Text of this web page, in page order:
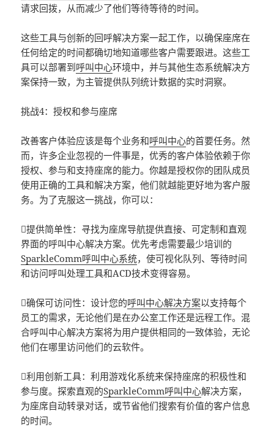
请求回拨，从而减少了他们等待等待的时间。
这些工具与创新的回呼解决方案一起工作，以确保座席在
任何给定的时间都确切地知道哪些客户需要跟进。这些工
具可以部署到呼叫中心环境中，并与其他生态系统解决方
案保持一致，为主管提供队列统计数据的实时洞察。
挑战4：授权和参与座席
改善客户体验应该是每个业务和呼叫中心的首要任务。然
而，许多企业忽视的一件事是，优秀的客户体验依赖于你
授权、参与和支持座席的能力。你越是授权你的团队成员
使用正确的工具和解决方案，他们就越能更好地为客户服
务。为了克服这一挑战，你可以：
提供简单性：寻找为座席导航提供直接、可定制和直观
界面的呼叫中心解决方案。优先考虑需要最少培训的
SparkleComm呼叫中心系统，使可视化队列、等待时间
和访问呼叫处理工具和ACD技术变得容易。
确保可访问性：设计您的呼叫中心解决方案以支持每个
员工的需求，无论他们是在办公室工作还是远程工作。混
合呼叫中心解决方案将为用户提供相同的一致体验，无论
他们在哪里访问他们的云软件。
利用创新工具：利用游戏化系统来保持座席的积极性和
参与度。探索直观的SparkleComm呼叫中心解决方案，
为座席自动转录对话，或节省他们搜索有价值的客户信息
的时间。